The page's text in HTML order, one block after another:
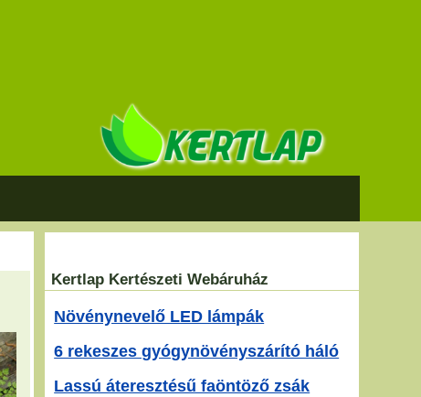
Kertlap Kertészeti Webáruház
Növénynevelő LED lámpák
6 rekeszes gyógynövényszárító háló
Lassú áteresztésű faöntöző zsák